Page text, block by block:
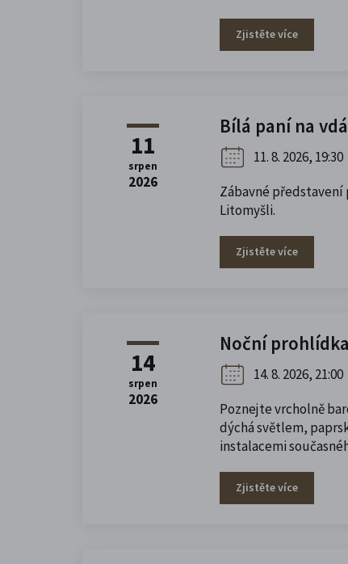
Zjistěte více
11
srpen
2026
Bílá paní na
11. 8. 2026, 19:30
Zábavné představení
Litomyšli.
Zjistěte více
14
srpen
2026
Noční
14. 8. 2026, 21:00
Poznejte vrcholně
dýchá světlem,
instalacemi
Zjistěte více